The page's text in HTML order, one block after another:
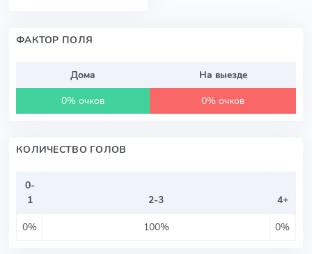
ФАКТОР ПОЛЯ
Дома
На выезде
0% очков
0% очков
КОЛИЧЕСТВО ГОЛОВ
0-
1
2-3
4+
0%
100% 0%